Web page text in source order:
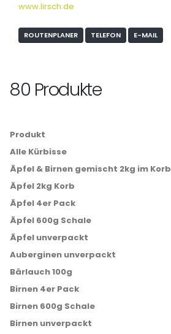
www.lirsch.de
ROUTENPLANER TELEFON E-MAIL
80 Produkte
Produkt
Alle Kürbisse
Äpfel & Birnen gemischt 2kg im Korb
Äpfel 2kg Korb
Äpfel 4er Pack
Äpfel 600g Schale
Äpfel unverpackt
Auberginen unverpackt
Bärlauch 100g
Birnen 4er Pack
Birnen 600g Schale
Birnen unverpackt